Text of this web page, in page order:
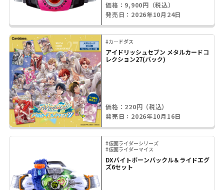
価格：9,900円（税込）
発売日：2026年10月24日
#カードダス
アイドリッシュセブン メタルカードコ
レクション27(パック)
価格：220円（税込）
発売日：2026年10月16日
#仮面ライダーシリーズ
#仮面ライダーマイス
DXバイトボーンバックル＆ライドエグ
ズ6セット